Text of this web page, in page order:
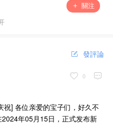
關注
發評論
0
祝] 各位亲爱的宝子们，好久不
年05月15日，正式发布新